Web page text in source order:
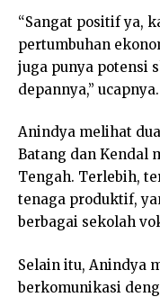
“Sangat positif ya,
pertumbuhan
juga punya potensi
depannya,” ucapnya.
Anindya melihat
Batang dan Kendal
Tengah. Terlebih,
tenaga produktif,
berbagai sekolah
Selain itu, Anindya
berkomunikasi